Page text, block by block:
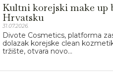
Kultni korejski make up
Hrvatsku
31.07.2026.
Divote Cosmetics, platforma
dolazak korejske clean
tržište, otvara novo...